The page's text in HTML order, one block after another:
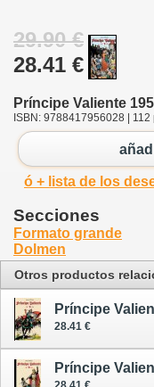
29.90 €
28.41 €
Príncipe Valiente
ISBN: 9788417956028 |
ó + lista de los
Secciones
Formato grande
Dolmen
Otros productos
Príncipe
28.41 €
Príncipe